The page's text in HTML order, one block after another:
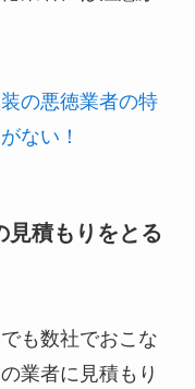
の悪徳業者の特
ない！
見積もりをとる
も数社でおこな
業者に見積もり